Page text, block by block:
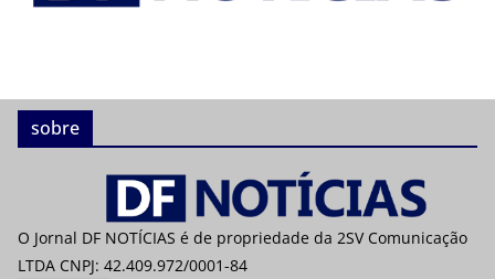
sobre
O Jornal DF NOTÍCIAS é de propriedade da 2SV Comunicação
LTDA CNPJ: 42.409.972/0001-84